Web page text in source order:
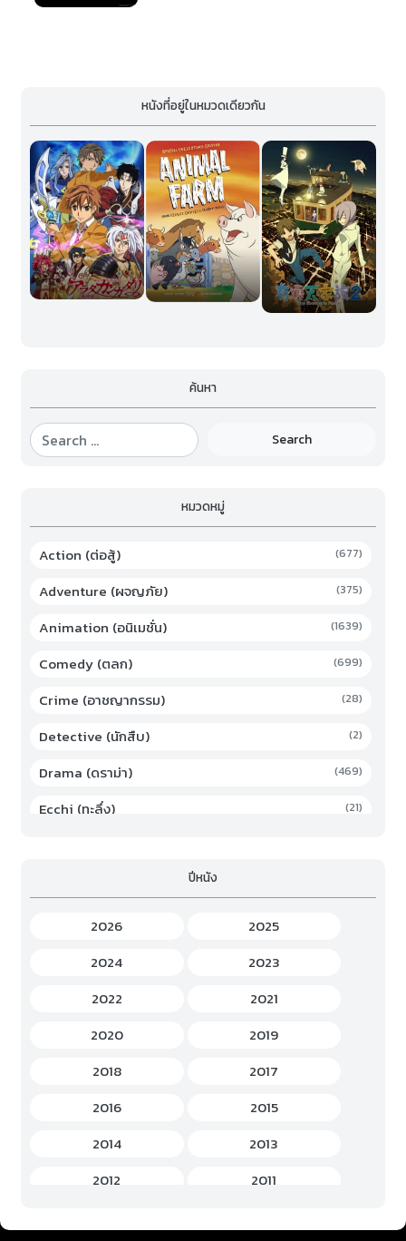
หนังที่อยู่ในหมวดเดียวกัน
ค้นหา
Search
หมวดหมู่
Action (ต่อสู้) (677)
Adventure (ผจญภัย) (375)
Animation (อนิเมชั่น) (1639)
Comedy (ตลก) (699)
Crime (อาชญากรรม) (28)
Detective (นักสืบ) (2)
Drama (ดราม่า) (469)
Ecchi (ทะลึ่ง) (21)
Game (เกม)
Gourmet (อาหาร)
Hentai (เฮ็นไต)
History (ประวัติศาสตร์)
Horror (สยองขวัญ)
Idols Female (ไอดอล หญิง)
Idols Male (ไอดอล ชาย)
Music (เพลง)
ปีหนัง
2026
2025
2024
2023
2022
2021
2020
2019
2018
2017
2016
2015
2014
2013
2012
2011